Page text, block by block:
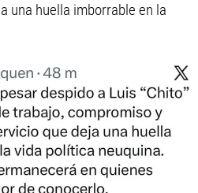
una huella imborrable en la